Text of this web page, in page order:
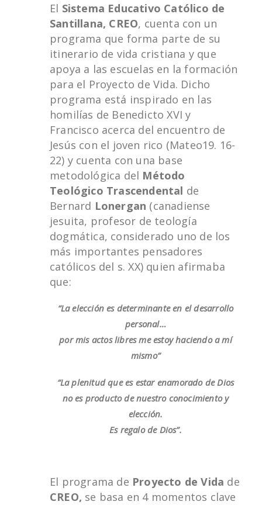
El Sistema Educativo Católico de
Santillana, CREO, cuenta con un
programa que forma parte de su
itinerario de vida cristiana y que
apoya a las escuelas en la formación
para el Proyecto de Vida. Dicho
programa está inspirado en las
homilías de Benedicto XVI y
Francisco acerca del encuentro de
Jesús con el joven rico (Mateo19. 16-
22) y cuenta con una base
metodológica del Método
Teológico Trascendental de
Bernard Lonergan (canadiense
jesuita, profesor de teología
dogmática, considerado uno de los
más importantes pensadores
católicos del s. XX) quien afirmaba
que:
“La elección es determinante en el desarrollo
personal…
por mis actos libres me estoy haciendo a mí
mismo”
“La plenitud que es estar enamorado de Dios
no es producto de nuestro conocimiento y
elección.
Es regalo de Dios”.
El programa de Proyecto de Vida de
CREO, se basa en 4 momentos clave